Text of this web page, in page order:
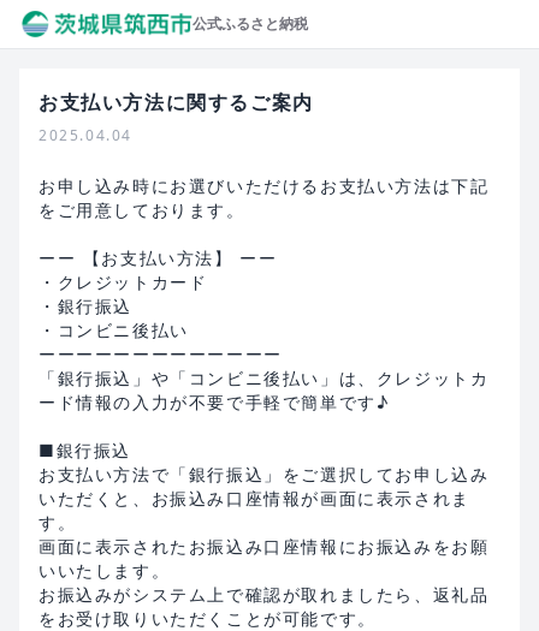
公式ふるさと納税
お支払い方法に関するご案内
2025.04.04
お申し込み時にお選びいただけるお支払い方法は下記
をご用意しております。
ーー 【お支払い方法】 ーー
・クレジットカード
・銀行振込
・コンビニ後払い
ーーーーーーーーーーーーー
「銀行振込」や「コンビニ後払い」は、クレジットカ
ード情報の入力が不要で手軽で簡単です♪
■銀行振込
お支払い方法で「銀行振込」をご選択してお申し込み
いただくと、お振込み口座情報が画面に表示されま
す。
画面に表示されたお振込み口座情報にお振込みをお願
いいたします。
お振込みがシステム上で確認が取れましたら、返礼品
をお受け取りいただくことが可能です。